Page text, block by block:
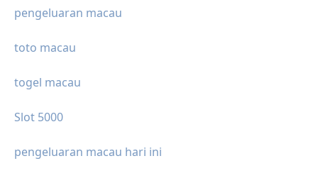
pengeluaran macau
toto macau
togel macau
Slot 5000
pengeluaran macau hari ini